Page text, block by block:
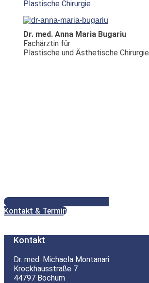
Plastische Chirurgie
Dr. med. Anna Maria Bugariu
Fachärztin für
Plastische und Ästhetische Chirurgie
Kontakt & Termin
Kontakt
Dr. med. Michaela Montanari
Krockhausstraße 7
44797 Bochum